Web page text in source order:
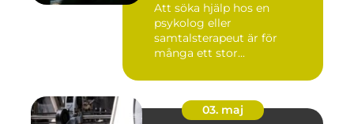
Att söka hjälp hos en
psykolog eller
samtalsterapeut är för
många ett stor...
03. maj